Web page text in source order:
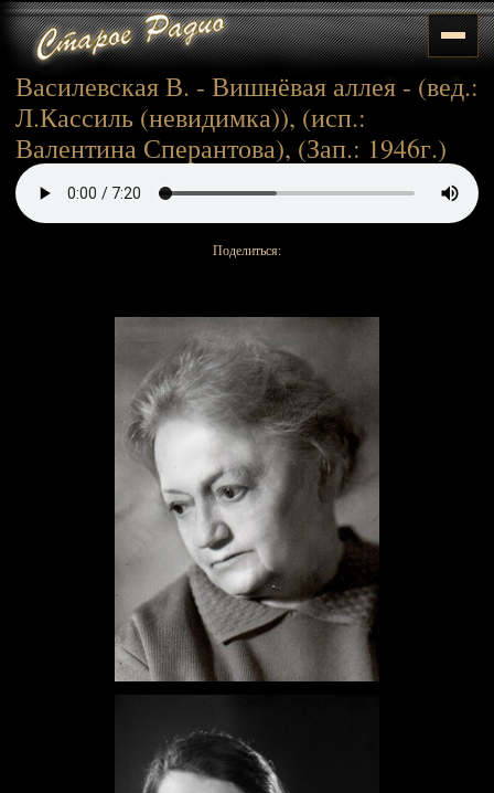
Василевская В. - Вишнёвая аллея - (вед.:
Л.Кассиль (невидимка)), (исп.:
Валентина Сперантова), (Зап.: 1946г.)
Поделиться: